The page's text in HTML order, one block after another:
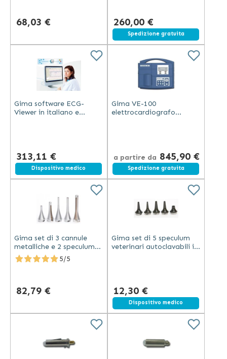
68,03 € 260,00 €
Spedizione gratuita
Gima software ECG-
Viewer in italiano e
313,11 €
Spedizione gratuita
Dispositivo medico
Gima VE-100
elettrocardiografo
a partire da 845,90 €
Spedizione gratuita
Gima set di 3 cannule
metalliche e 2 speculum
metallici per otoscopi
compatibili metallo
5/5
82,79 €
Gima set di 5 speculum
veterinari autoclavabili in
12,30 €
Dispositivo medico